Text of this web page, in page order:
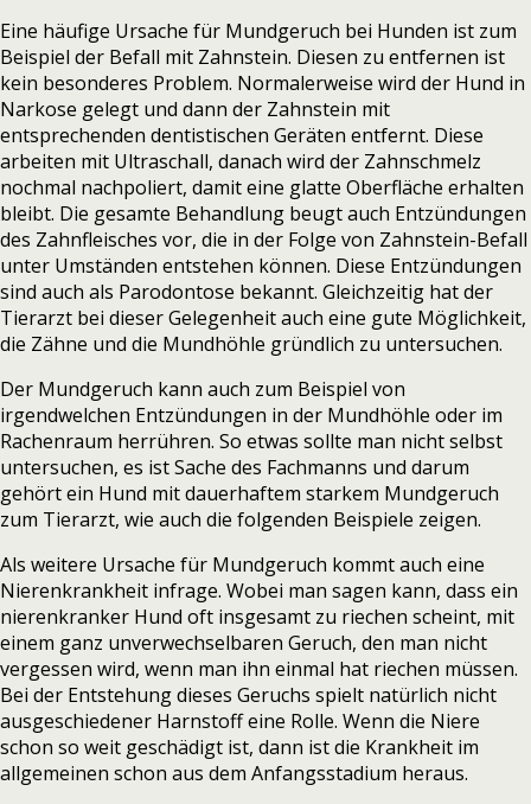
Eine häufige Ursache für Mundgeruch bei Hunden ist zum
Beispiel der Befall mit Zahnstein. Diesen zu entfernen ist
kein besonderes Problem. Normalerweise wird der Hund in
Narkose gelegt und dann der Zahnstein mit
entsprechenden dentistischen Geräten entfernt. Diese
arbeiten mit Ultraschall, danach wird der Zahnschmelz
nochmal nachpoliert, damit eine glatte Oberfläche erhalten
bleibt. Die gesamte Behandlung beugt auch Entzündungen
des Zahnfleisches vor, die in der Folge von Zahnstein-Befall
unter Umständen entstehen können. Diese Entzündungen
sind auch als Parodontose bekannt. Gleichzeitig hat der
Tierarzt bei dieser Gelegenheit auch eine gute Möglichkeit,
die Zähne und die Mundhöhle gründlich zu untersuchen.
Der Mundgeruch kann auch zum Beispiel von
irgendwelchen Entzündungen in der Mundhöhle oder im
Rachenraum herrühren. So etwas sollte man nicht selbst
untersuchen, es ist Sache des Fachmanns und darum
gehört ein Hund mit dauerhaftem starkem Mundgeruch
zum Tierarzt, wie auch die folgenden Beispiele zeigen.
Als weitere Ursache für Mundgeruch kommt auch eine
Nierenkrankheit infrage. Wobei man sagen kann, dass ein
nierenkranker Hund oft insgesamt zu riechen scheint, mit
einem ganz unverwechselbaren Geruch, den man nicht
vergessen wird, wenn man ihn einmal hat riechen müssen.
Bei der Entstehung dieses Geruchs spielt natürlich nicht
ausgeschiedener Harnstoff eine Rolle. Wenn die Niere
schon so weit geschädigt ist, dann ist die Krankheit im
allgemeinen schon aus dem Anfangsstadium heraus.